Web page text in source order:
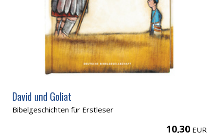
David und Goliat
Bibelgeschichten für Erstleser
10,30 EUR